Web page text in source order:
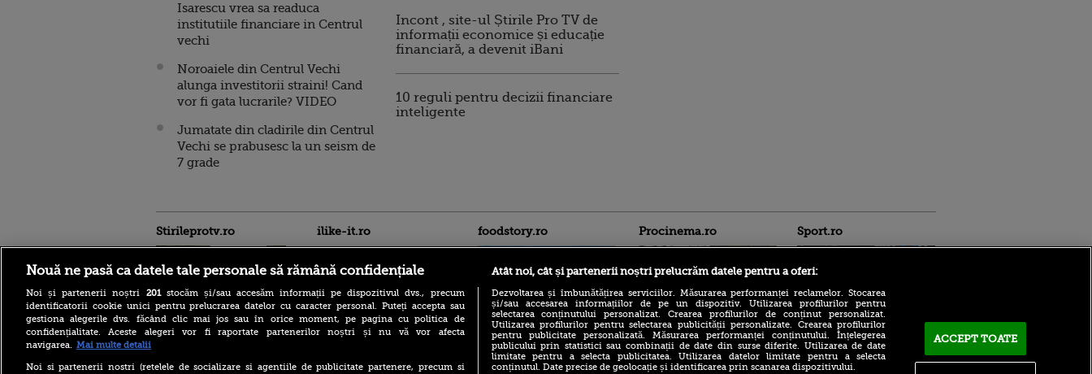
Isarescu vrea sa readuca
institutiile financiare in Centrul
vechi
Noroaiele din Centrul Vechi
alunga investitorii straini! Cand
vor fi gata lucrarile? VIDEO
Jumatate din cladirile din Centrul
Vechi se prabusesc la un seism de
7 grade
Incont , site-ul Știrile Pro TV de
informații economice și educație
financiară, a devenit iBani
10 reguli pentru decizii financiare
inteligente
Stirileprotv.ro
„recomandat investiţiilor”,
ilike-it.ro foodstory.ro
(P) Descoperă Lumea
Evenimentelor din România
cu Transilvania Events!
Procinema.ro
Nikolaj Coster-Waldau din
Urzeala Tronurilor și
Sport.ro
Adrian Mihalcea a
confirmat noul transfer la
UTA după remiza cu Rapid!
Anunțul făcut despre starea
Nouă ne pasă ca datele tale personale să rămână confidențiale
Noi și partenerii noștri 201stocăm și/sau accesăm informații pe dispozitivul dvs., precum
identificatorii cookie unici pentru prelucrarea datelor cu caracter personal. Puteți accepta sau
gestiona alegerile dvs. făcând clic mai jos sau în orice moment, pe pagina cu politica de
confidențialitate. Aceste alegeri vor fi raportate partenerilor noștri și nu vă vor afecta
navigarea. Mai multe detalii
Noi si partenerii nostri (retelele de socializare si agentiile de publicitate partenere, precum si
Atât noi, cât și partenerii noștri prelucrăm datele pentru a oferi:
Dezvoltarea și îmbunătățirea serviciilor. Măsurarea performanței reclamelor. Stocarea
și/sau accesarea informațiilor de pe un dispozitiv. Utilizarea profilurilor pentru
selectarea conținutului personalizat. Crearea profilurilor de conținut personalizat.
Utilizarea profilurilor pentru selectarea publicității personalizate. Crearea profilurilor
pentru publicitate personalizată. Măsurarea performanței conținutului. Înțelegerea
publicului prin statistici sau combinații de date din surse diferite. Utilizarea de date
limitate pentru a selecta publicitatea. Utilizarea datelor limitate pentru a selecta
conținutul. Date precise de geolocație și identificarea prin scanarea dispozitivului.
ACCEPT TOATE